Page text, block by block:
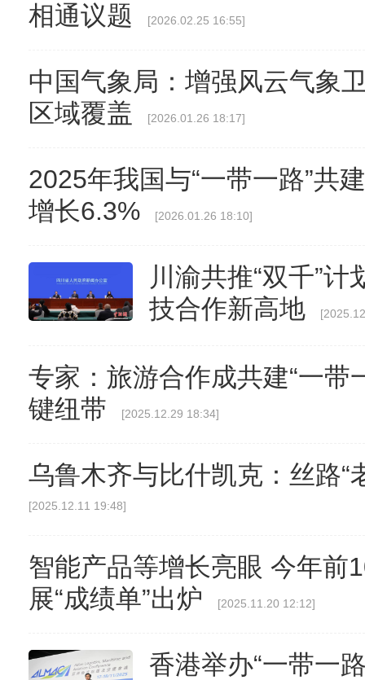
相通议题
[2026.02.25 16:55]
中国气象局：增强风云气象
区域覆盖
[2026.01.26 18:17]
2025年我国与“一带一路”共
增长6.3%
[2026.01.26 18:10]
川渝共推“双千”计
技合作新高地
专家：旅游合作成共建“一带
键纽带
[2025.12.29 18:34]
乌鲁木齐与比什凯克：丝路“
[2025.12.11 19:48]
智能产品等增长亮眼 今年前
展“成绩单”出炉
[2025.11.20 12:12]
香港举办“一带一